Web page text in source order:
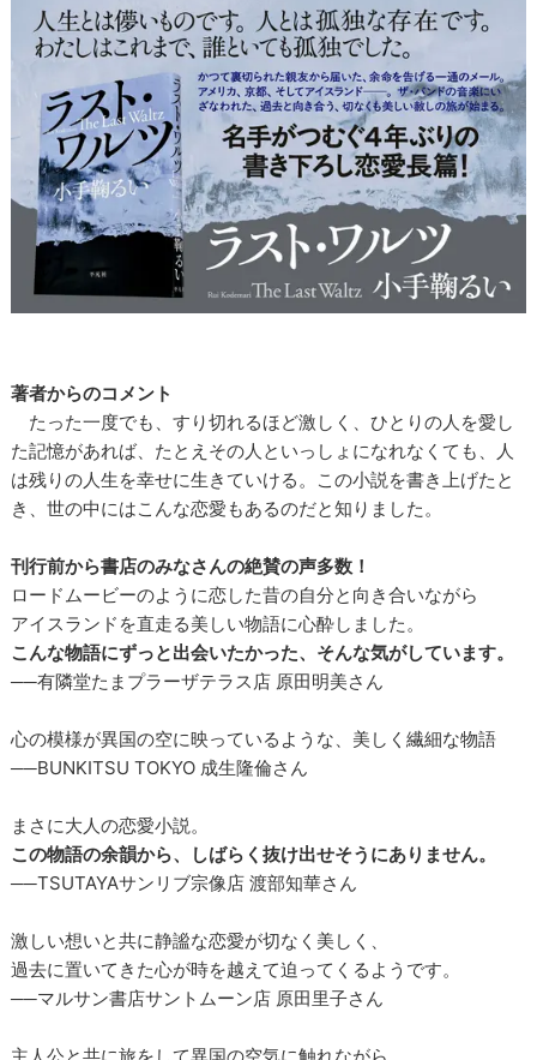
著者からのコメント
たった一度でも、すり切れるほど激しく、ひとりの人を愛し
た記憶があれば、たとえその人といっしょになれなくても、人
は残りの人生を幸せに生きていける。この小説を書き上げたと
き、世の中にはこんな恋愛もあるのだと知りました。
刊行前から書店のみなさんの絶賛の声多数！
ロードムービーのように恋した昔の自分と向き合いながら
アイスランドを直走る美しい物語に心酔しました。
こんな物語にずっと出会いたかった、そんな気がしています。
──有隣堂たまプラーザテラス店 原田明美さん
心の模様が異国の空に映っているような、美しく繊細な物語
──BUNKITSU TOKYO 成生隆倫さん
まさに大人の恋愛小説。
この物語の余韻から、しばらく抜け出せそうにありません。
──TSUTAYAサンリブ宗像店 渡部知華さん
激しい想いと共に静謐な恋愛が切なく美しく、
過去に置いてきた心が時を越えて迫ってくるようです。
──マルサン書店サントムーン店 原田里子さん
主人公と共に旅をして異国の空気に触れながら、